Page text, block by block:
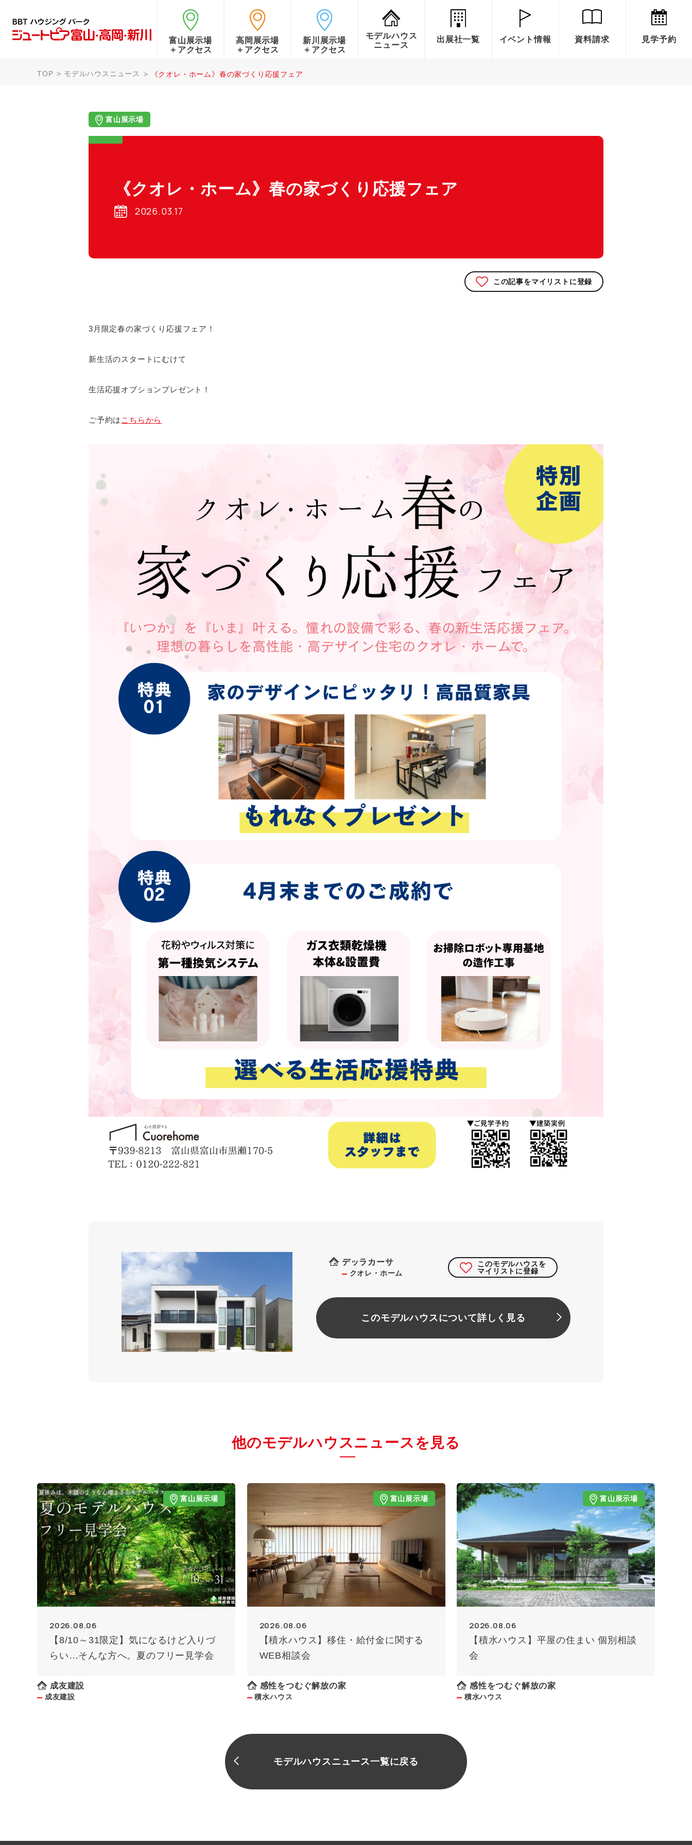
富山展示場
＋アクセス
高岡展示場
＋アクセス
新川展示場
＋アクセス
モデルハウス
ニュース
出展社一覧 イベント情報 資料請求 見学予約
TOP モデルハウスニュース 《クオレ・ホーム》春の家づくり応援フェア
富山展示場
《クオレ・ホーム》春の家づくり応援フェア
2026.03.17
この記事をマイリストに登録
3月限定春の家づくり応援フェア！
新生活のスタートにむけて
生活応援オプションプレゼント！
ご予約は こちらから
デッラカーサ
クオレ・ホーム
このモデルハウスを
マイリストに登録
このモデルハウスについて詳しく見る
他のモデルハウスニュースを見る
富山展示場
2026.08.06
【8/10～31限定】気になるけど入りづ
らい…そんな方へ。夏のフリー見学会
成友建設
成友建設
富山展示場
2026.08.06
【積水ハウス】移住・給付金に関する
WEB相談会
感性をつむぐ解放の家
積水ハウス
富山展示場
2026.08.06
【積水ハウス】平屋の住まい 個別相談
会
感性をつむぐ解放の家
積水ハウス
モデルハウスニュース一覧に戻る